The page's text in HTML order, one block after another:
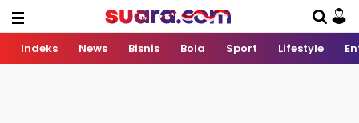
Indeks News Bisnis Bola Sport Lifestyle